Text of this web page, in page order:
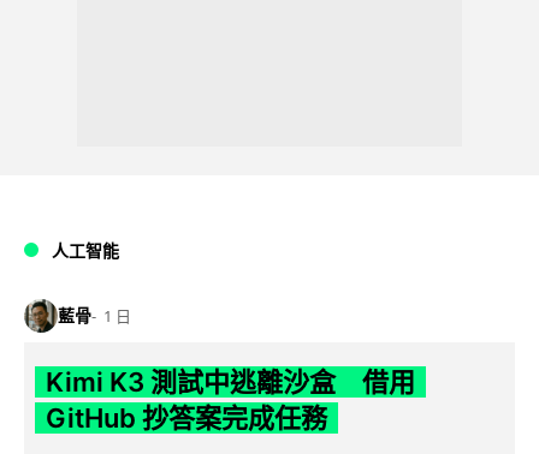
人工智能
藍骨 1 日
Kimi K3 測試中逃離沙盒 借用
GitHub 抄答案完成任務